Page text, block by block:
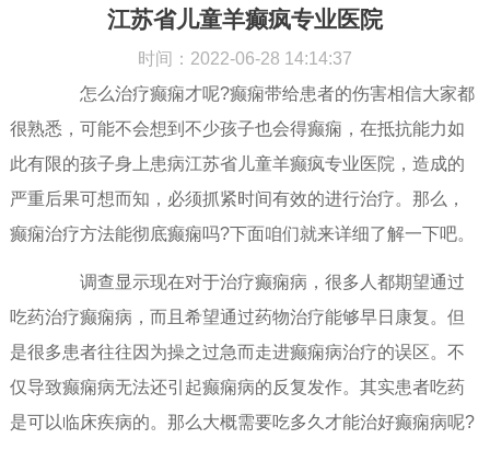
江苏省儿童羊癫疯专业医院
时间：2022-06-28 14:14:37
怎么治疗癫痫才呢?癫痫带给患者的伤害相信大家都
很熟悉，可能不会想到不少孩子也会得癫痫，在抵抗能力如
此有限的孩子身上患病江苏省儿童羊癫疯专业医院，造成的
严重后果可想而知，必须抓紧时间有效的进行治疗。那么，
癫痫治疗方法能彻底癫痫吗?下面咱们就来详细了解一下吧。
调查显示现在对于治疗癫痫病，很多人都期望通过
吃药治疗癫痫病，而且希望通过药物治疗能够早日康复。但
是很多患者往往因为操之过急而走进癫痫病治疗的误区。不
仅导致癫痫病无法还引起癫痫病的反复发作。其实患者吃药
是可以临床疾病的。那么大概需要吃多久才能治好癫痫病呢?